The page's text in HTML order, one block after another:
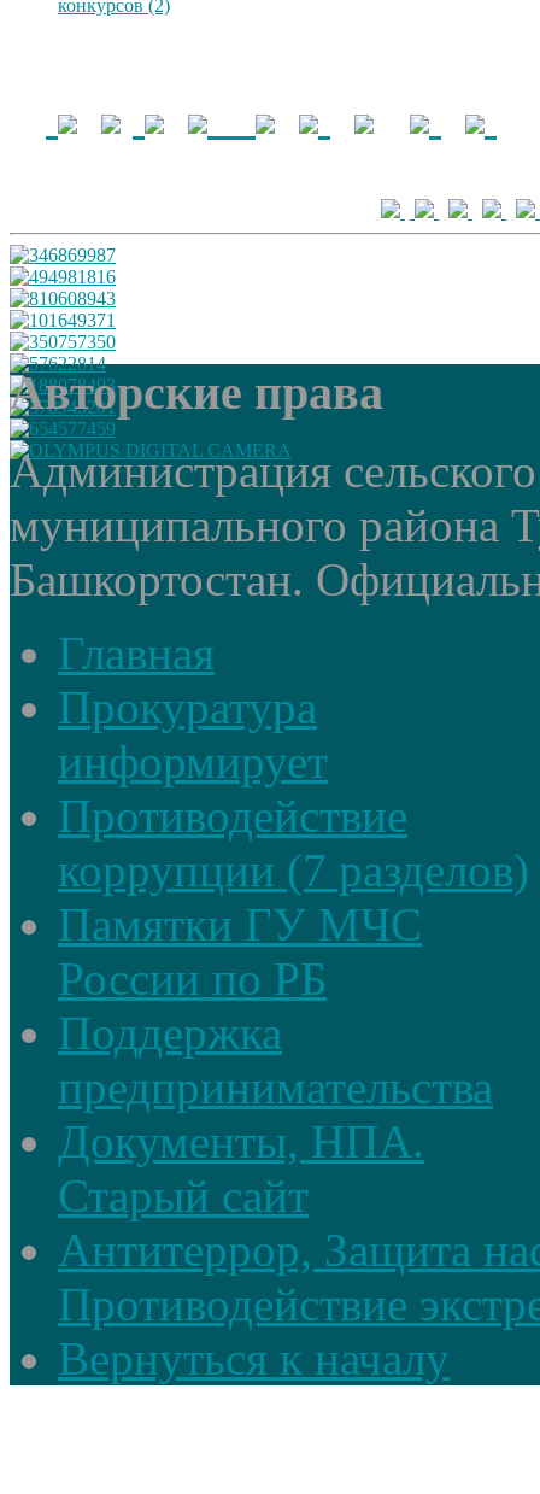
конкурсов (2)
Авторские права
Администрация
муниципального района
Башкортостан.
Главная
Прокуратура
информирует
Противодействие
коррупции (7 разделов)
Памятки ГУ МЧС
России по РБ
Поддержка
предпринимательства
Документы, НПА.
Старый сайт
Антитеррор, Защита
Противодействие
Вернуться к началу